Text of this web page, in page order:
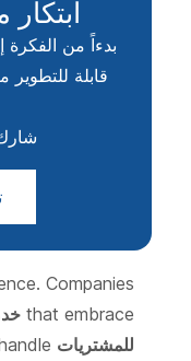
بدءاً من الفكرة
قابلة
Companies
that embrace
للمشتريات